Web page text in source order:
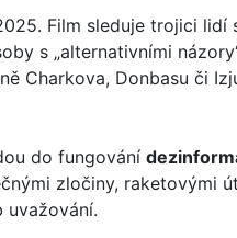
Film sleduje trojici lidí
s „alternativními
Charkova, Donbasu či
do fungování
zločiny, raketovými
uvažování.